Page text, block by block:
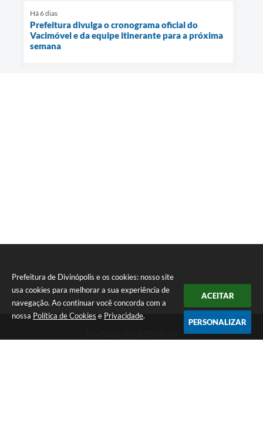
Prefeitura de Divinópolis e os cookies: nosso site
usa cookies para melhorar a sua experiência de
navegação. Ao continuar você concorda com a
nossa Política de Cookies e Privacidade.
ACEITAR
PERSONALIZAR
Há 6 dias
Prefeitura divulga o cronograma oficial do
Vacimóvel e da equipe itinerante para a próxima
semana